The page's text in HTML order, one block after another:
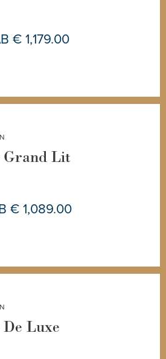
€ 1,179.00
Grand Lit
€ 1,089.00
Luxe